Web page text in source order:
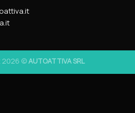
2026 ©AUTOATTIVA SRL